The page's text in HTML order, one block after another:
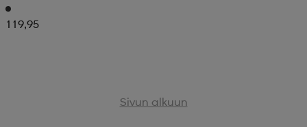
119,95
Sivun alkuun